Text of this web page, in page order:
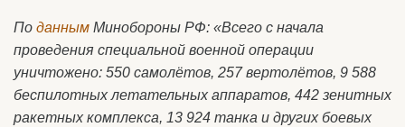
По данным Минобороны РФ: «Всего с начала
проведения специальной военной операции
уничтожено: 550 самолётов, 257 вертолётов, 9 588
беспилотных летательных аппаратов, 442 зенитных
ракетных комплекса, 13 924 танка и других боевых